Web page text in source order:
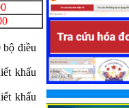
điều
khấu
khấu